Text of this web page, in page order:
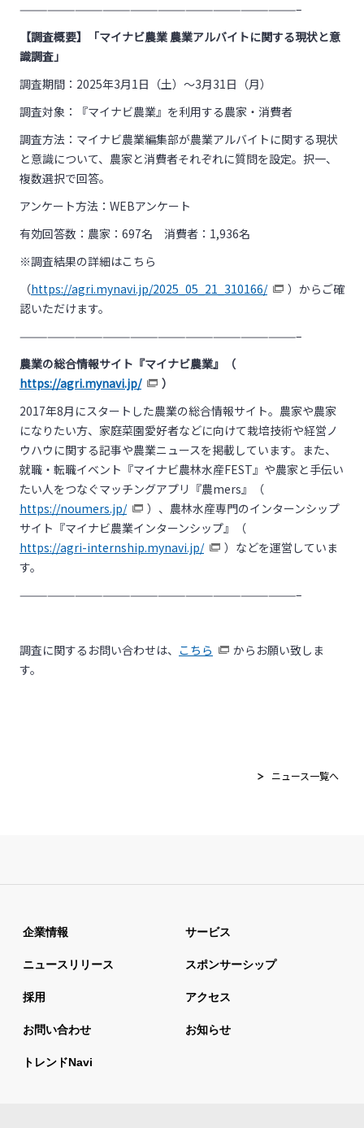
——————————————————————————————–
【調査概要】「マイナビ農業 農業アルバイトに関する現状と意
識調査」
調査期間： 2025年3月1日（土）～3月31日（月）
調査対象：『マイナビ農業』を利用する農家・消費者
調査方法：マイナビ農業編集部が農業アルバイトに関する現状
と意識について、農家と消費者それぞれに質問を設定。択一、
複数選択で回答。
アンケート方法： WEBアンケート
有効回答数：農家：697名 消費者：1,936名
※調査結果の詳細はこちら
（https://agri.mynavi.jp/2025_05_21_310166/
）からご確
認いただけます。
——————————————————————————————–
農業の総合情報サイト『マイナビ農業』（
https://agri.mynavi.jp/
）
2017年8月にスタートした農業の総合情報サイト。農家や農家
になりたい方、家庭菜園愛好者などに向けて栽培技術や経営ノ
ウハウに関する記事や農業ニュースを掲載しています。また、
就職・転職イベント『マイナビ農林水産FEST』や農家と手伝い
たい人をつなぐマッチングアプリ『農mers』（
https://noumers.jp/
）、農林水産専門のインターンシップ
サイト『マイナビ農業インターンシップ』（
https://agri-internship.mynavi.jp/
）などを運営していま
す。
——————————————————————————————–
調査に関するお問い合わせは、 こちら
からお願い致しま
す。
ニュース一覧へ
企業情報 サービス
ニュースリリース スポンサーシップ
採用 アクセス
お問い合わせ お知らせ
トレンドnavi